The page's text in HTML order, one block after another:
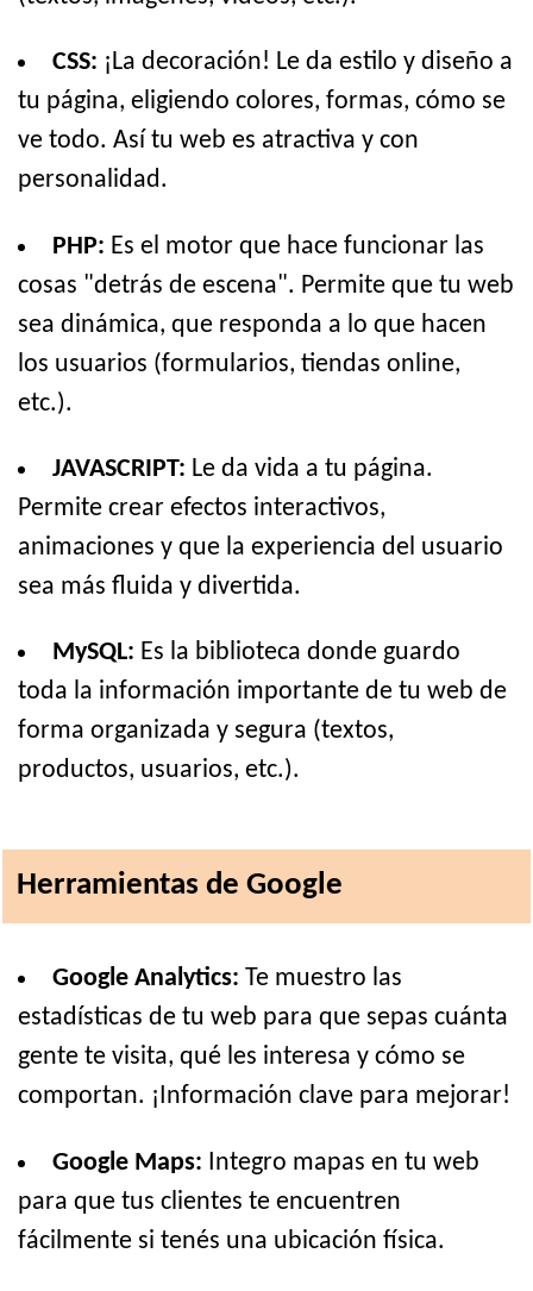
CSS: ¡La decoración! Le da estilo y diseño a
tu página, eligiendo colores, formas, cómo se
ve todo. Así tu web es atractiva y con
personalidad.
PHP: Es el motor que hace funcionar las
cosas "detrás de escena". Permite que tu web
sea dinámica, que responda a lo que hacen
los usuarios (formularios, tiendas online,
etc.).
JAVASCRIPT: Le da vida a tu página.
Permite crear efectos interactivos,
animaciones y que la experiencia del usuario
sea más fluida y divertida.
MySQL: Es la biblioteca donde guardo
toda la información importante de tu web de
forma organizada y segura (textos,
productos, usuarios, etc.).
Herramientas de Google
Google Analytics: Te muestro las
estadísticas de tu web para que sepas cuánta
gente te visita, qué les interesa y cómo se
comportan. ¡Información clave para mejorar!
Google Maps: Integro mapas en tu web
para que tus clientes te encuentren
fácilmente si tenés una ubicación física.